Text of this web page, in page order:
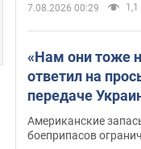
7.08.2026 00:29 1,1
«Нам они тоже
ответил на
передаче
Patriot
Американские
боеприпасов